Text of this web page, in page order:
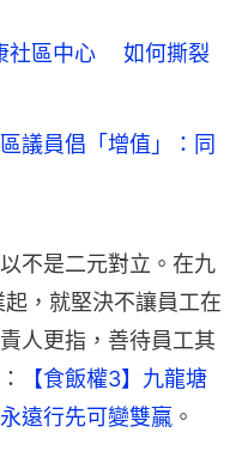
社區中心 如何撕裂
議員倡「增值」：同
不是二元對立。在九
，就堅決不讓員工在
人更指，善待員工其
【食飯權3】九龍塘
遠行先可變雙贏 。